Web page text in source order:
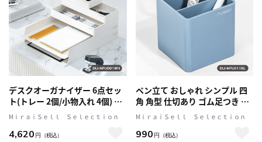
デスクオーガナイザー 6点セッ
ト(トレー 2個/小物入れ 4個) 卓
上収納 デスク回り整理 くすみ
サイン] DLI-NFU001WH
MⅰｒａｉＳｅｌｌ Ｓｅｌｅｃｔｉｏｎ
4,620 円 （税込）
ペン立て おしゃれ シンプル 四
角 角型 仕切あり ゴム足つき く
すみカラー ブルー nusign[ニュ
MⅰｒａｉＳｅｌｌ Ｓｅｌｅｃｔｉｏｎ
990 円 （税込）